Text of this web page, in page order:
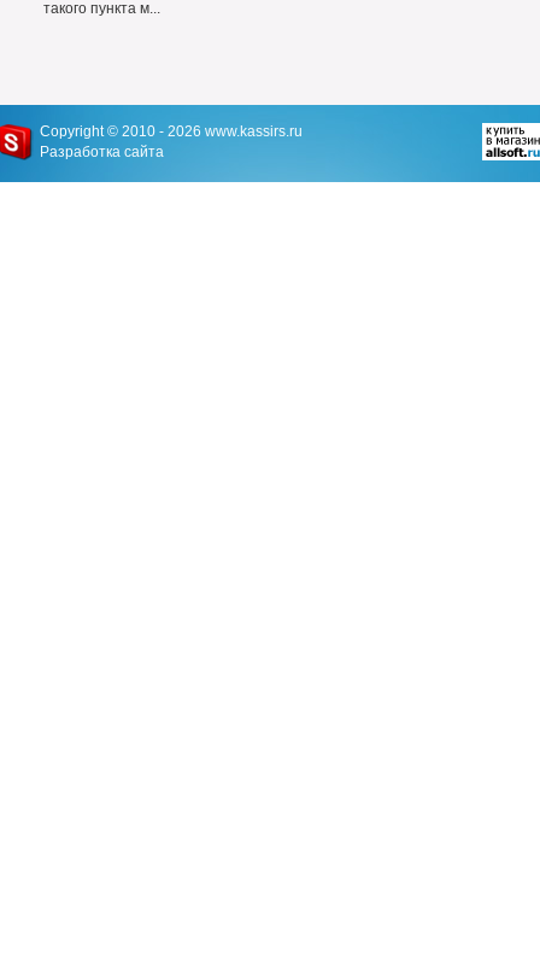
такого пункта м...
Copyright © 2010 - 2026 www.kassirs.ru
Разработка сайта